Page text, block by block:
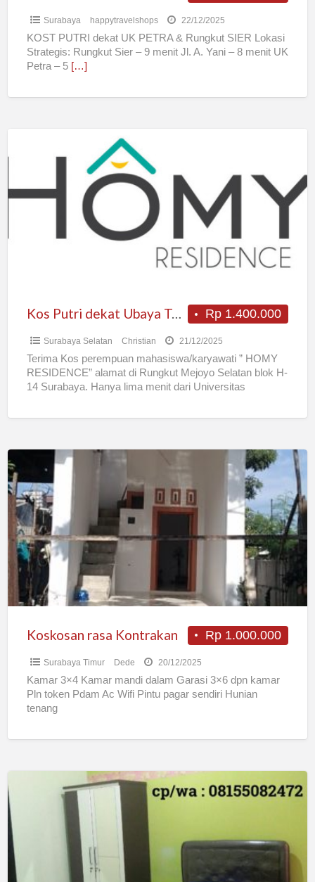
Surabaya happytravelshops 22/12/2025
KOST PUTRI dekat UK PETRA & Rungkut SIER Lokasi
Strategis: Rungkut Sier – 9 menit Jl. A. Yani – 8 menit UK
Petra – 5 […]
Putri
Ubaya
Rp 1.400.000
Kos Putri dekat Ubaya Tenggilis
Surabaya Selatan Christian 21/12/2025
Terima Kos perempuan mahasiswa/karyawati ” HOMY
RESIDENCE” alamat di Rungkut Mejoyo Selatan blok H-
14 Surabaya. Hanya lima menit dari Universitas
Koskosan
rasa
Kontrakan
Rp 1.000.000
Koskosan rasa Kontrakan
Surabaya Timur Dede 20/12/2025
Kamar 3×4 Kamar mandi dalam Garasi 3×6 dpn kamar
Pln token Pdam Ac Wifi Pintu pagar sendiri Hunian
tenang
Putri
Surabaya
Wonocolo